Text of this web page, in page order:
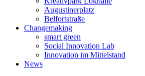
Augustinerplatz
Belfortstraße
Changemaking
smart green
Social Innovation Lab
Innovation im Mittelstand
News